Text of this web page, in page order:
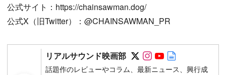
公式サイト：https://chainsawman.dog/
公式X（旧Twitter）：@CHAINSAWMAN_PR
リアルサウンド映画部 Follow on SNS
Follow on SNS
Follow on
話題作のレビューやコラム、最新ニュース、興行成